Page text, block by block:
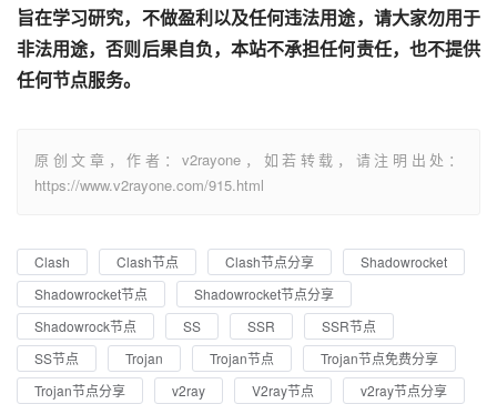
旨在学习研究，不做盈利以及任何违法用途，请大家勿用于
非法用途，否则后果自负，本站不承担任何责任，也不提供
任何节点服务。
原创文章，作者：v2rayone，如若转载，请注明出处：
https://www.v2rayone.com/915.html
Clash Clash节点 Clash节点分享
Shadowrocket
Shadowrocket节点
Shadowrocket节点分享
Shadowrock节点
SS SSR
SSR节点
SS节点
Trojan Trojan节点
Trojan节点免费分享
Trojan节点分享
v2ray V2ray节点
v2ray节点分享